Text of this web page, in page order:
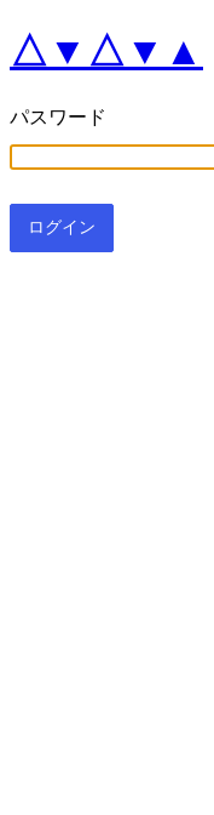
△▼△▼▲
パスワード